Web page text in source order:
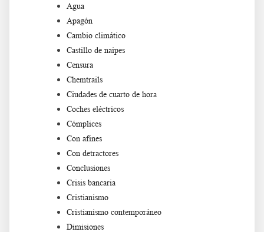
Agua
Apagón
Cambio climático
Castillo de naipes
Censura
Chemtrails
Ciudades de cuarto de hora
Coches eléctricos
Cómplices
Con afines
Con detractores
Conclusiones
Crisis bancaria
Cristianismo
Cristianismo contemporáneo
Dimisiones